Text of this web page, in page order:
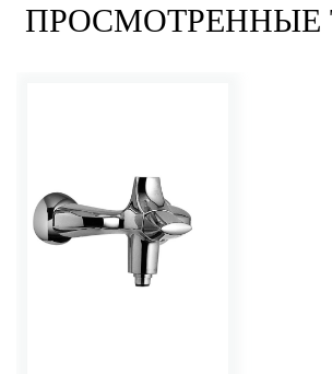
ПРОСМОТРЕННЫЕ